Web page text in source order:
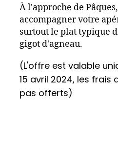
À l'approche de
accompagner votre
surtout le plat typique
gigot d'agneau.
(L'offre est valable
15 avril 2024, les frais
pas offerts)